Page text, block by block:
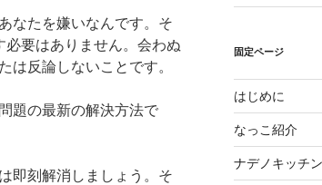
なたを嫌いなんです。そ
要はありません。会わぬ
は反論しないことです。
題の最新の解決方法で
即刻解消しましょう。そ
固定ページ
はじめに
なっこ紹介
ナデノキッチン